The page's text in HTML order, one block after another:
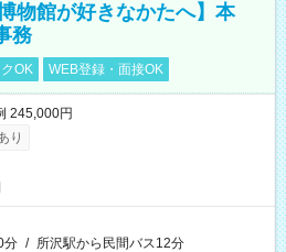
物館が好きなかたへ】本
務
OK WEB登録・面接OK
245,000円
り
分 / 所沢駅から民間バス12分